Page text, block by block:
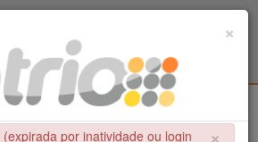
- COPPE / UFRJ
×
×
por inatividade ou login